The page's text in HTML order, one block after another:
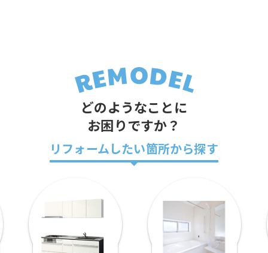
どのようなことに
お困りですか？
リフォームしたい箇所から探す